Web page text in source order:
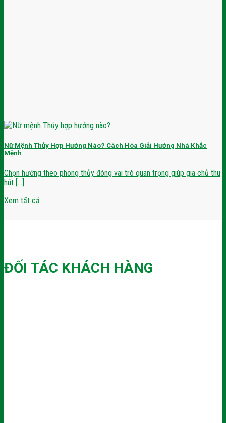
Nữ Mệnh Thủy Hợp Hướng Nào? Cách Hóa Giải Hướng Nhà Khắc
Mệnh
Chọn hướng theo phong thủy đóng vai trò quan trọng giúp gia chủ thu
hút [...]
Xem tất cả
ĐỐI TÁC KHÁCH HÀNG